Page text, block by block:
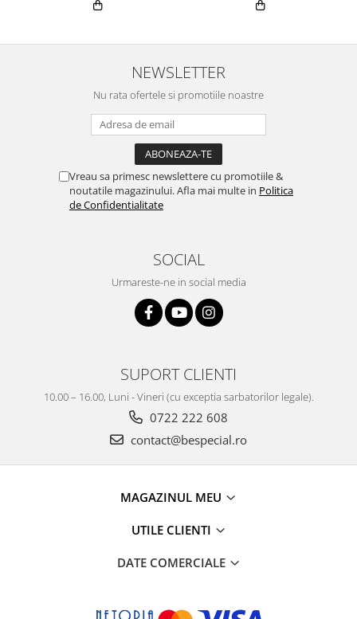
NEWSLETTER
Nu rata ofertele si promotiile noastre
Vreau sa primesc newslettere cu promotiile &
noutatile magazinului. Afla mai multe in Politica
de Confidentialitate
SOCIAL
Urmareste-ne in social media
SUPORT CLIENTI
10.00 – 16.00, Luni - Vineri (cu exceptia sarbatorilor legale).
0722 222 608
contact@bespecial.ro
MAGAZINUL MEU
UTILE CLIENTI
DATE COMERCIALE